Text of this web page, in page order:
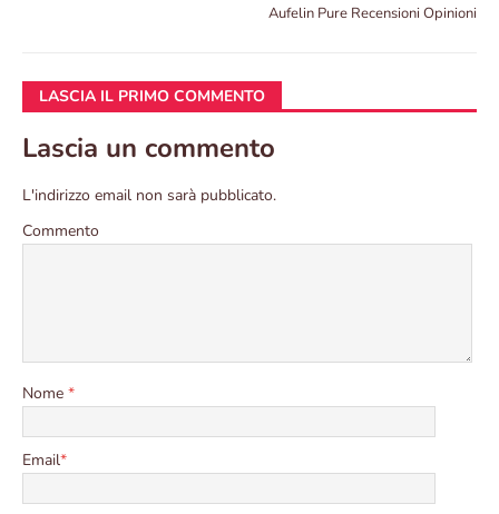
Aufelin Pure Recensioni Opinioni
LASCIA IL PRIMO COMMENTO
Lascia un commento
L'indirizzo email non sarà pubblicato.
Commento
Nome *
Email*